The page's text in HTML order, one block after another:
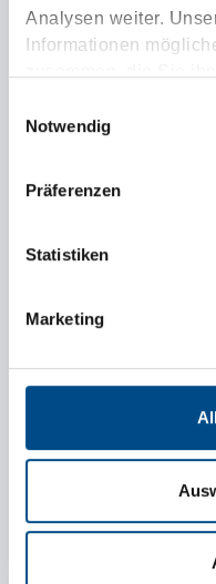
Analysen weiter.
Informationen
zusammen, die Sie
gesammelt haben.
Notwendig
Präferenzen
Statistiken
Marketing
1. kirakodóhely
Különleges